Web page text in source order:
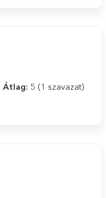
Átlag: 5 (1 szavazat)